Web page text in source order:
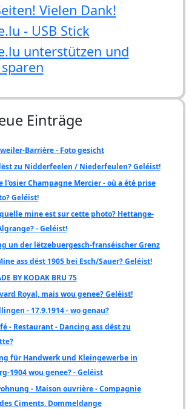
Vielen Dank!
- USB Stick
unterstützen und
Einträge
Barrière - Foto gesicht
zu Nidderfeelen / Niederfeulen? Geléist!
l'osier Champagne Mercier - où a été prise
Geléist!
mine est sur cette photo? Hettange-
- Geléist!
un der lëtzebuergesch-franséischer Grenz
ass dëst 1905 bei Esch/Sauer? Geléist!
BY KODAK BRU 75
Royal, mais wou genee? Geléist!
- 17.9.1914 - wo genau?
- Restaurant - Dancing ass dëst zu
für Handwerk und Kleingewerbe in
1904 wou genee? - Geléist
- Maison ouvrière - Compagnie
Ciments, Dommeldange